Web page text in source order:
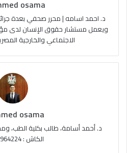
e
ا
م
م
و
R
S
S
osama
د. احمد اسامه | محرر صحفي بعدة
ويعمل مستشار حقوق الإنسان لدى
الاجتماعي والخارجية المصرية |
osama
د. أحمد أسامة، طالب بكلية الطب،
الكاش : 01065964224